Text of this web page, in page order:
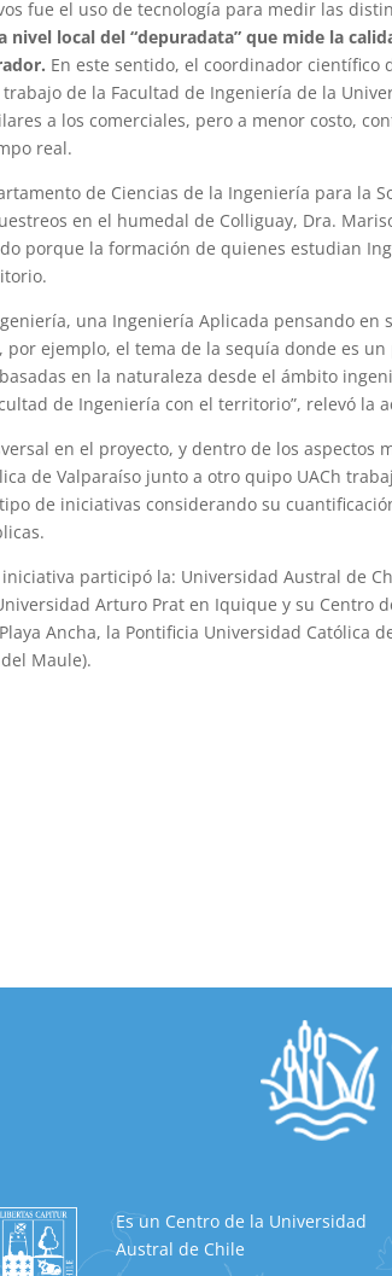
fue el uso de tecnología para medir las
nivel local del “depuradata” que mide la
En este sentido, el coordinador científico
trabajo de la Facultad de Ingeniería de la
a los comerciales, pero a menor costo,
real.
de Ciencias de la Ingeniería para la
en el humedal de Colliguay, Dra.
porque la formación de quienes estudian
una Ingeniería Aplicada pensando
por ejemplo, el tema de la sequía donde es
en la naturaleza desde el ámbito
de Ingeniería con el territorio”, relevó la
en el proyecto, y dentro de los aspectos
de Valparaíso junto a otro quipo UACh
de iniciativas considerando su
participó la: Universidad Austral de
Arturo Prat en Iquique y su Centro
Ancha, la Pontificia Universidad Católica
Maule).
Es un Centro de la Universidad
Austral de Chile